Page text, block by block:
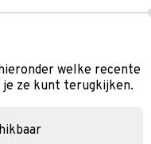
welke recente
je ze kunt terugkijken.